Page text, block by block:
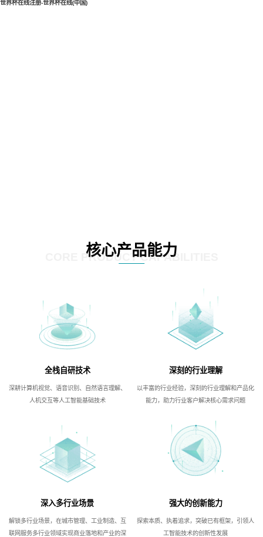
世界杯在线注册-世界杯在线(中国)
核心产品能力
CORE PRODUCT CAPABILITIES
全栈自研技术
深耕计算机视觉、语音识别、自然语言理解、
人机交互等人工智能基础技术
深刻的行业理解
以丰富的行业经验，深刻的行业理解和产品化
能力，助力行业客户解决核心需求问题
深入多行业场景
解锁多行业场景，在城市管理、工业制造、互
联网服务多行业领域实现商业落地和产业的深
强大的创新能力
探索本质、执着追求，突破已有框架，引领人
工智能技术的创新性发展